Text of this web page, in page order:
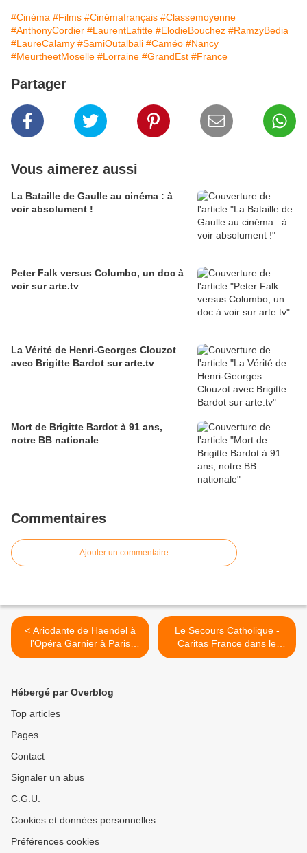
#Cinéma #Films #Cinémafrançais #Classemoyenne
#AnthonyCordier #LaurentLafitte #ElodieBouchez #RamzyBedia
#LaureCalamy #SamiOutalbali #Caméo #Nancy
#MeurtheetMoselle #Lorraine #GrandEst #France
Partager
Vous aimerez aussi
La Bataille de Gaulle au cinéma : à
voir absolument !
Peter Falk versus Columbo, un doc à
voir sur arte.tv
La Vérité de Henri-Georges Clouzot
avec Brigitte Bardot sur arte.tv
Mort de Brigitte Bardot à 91 ans,
notre BB nationale
Commentaires
Ajouter un commentaire
< Ariodante de Haendel à
l'Opéra Garnier à Paris
jusqu'au 12 octobre
Le Secours Catholique -
Caritas France dans le
rouge ! >
Hébergé par Overblog
Top articles
Pages
Contact
Signaler un abus
C.G.U.
Cookies et données personnelles
Préférences cookies